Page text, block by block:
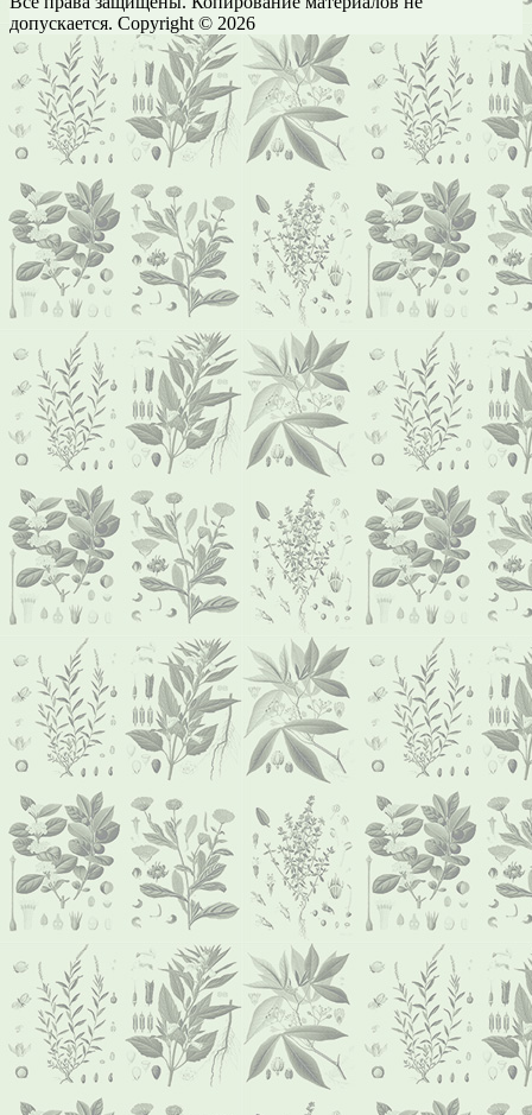
допускается. Copyright © 2026